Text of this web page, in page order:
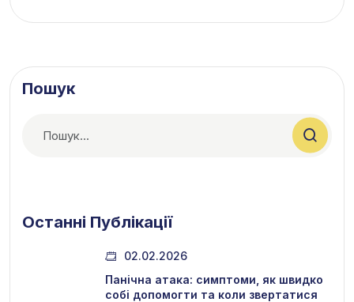
Пошук
Останні Публікації
02.02.2026
Панічна атака: симптоми, як швидко
собі допомогти та коли звертатися